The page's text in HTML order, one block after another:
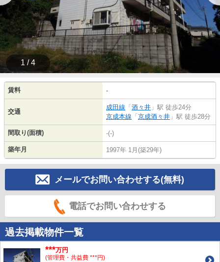
1 / 4
賃料 -
交通
成田線 「 酒々井 」駅 徒歩24分
京成本線 「 京成酒々井 」駅 徒歩28分
間取り(面積) -(-)
築年月 1997年 1月(築29年)
メールでお問い合わせする(無料)
電話でお問い合わせする
過去掲載物件一覧
***万円
(管理費・共益費 ***円)